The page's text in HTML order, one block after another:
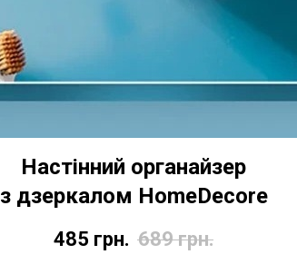
Настінний органайзер
з дзеркалом HomeDecore
485 грн. 689 грн.